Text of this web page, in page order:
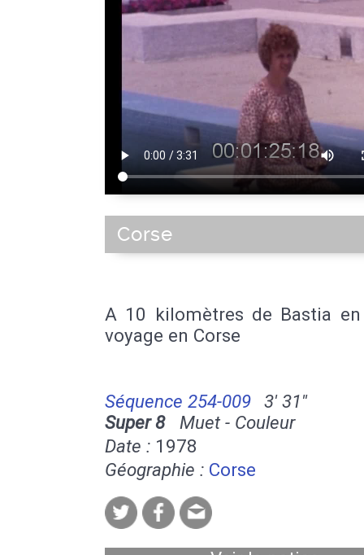
Corse
A 10 kilomètres de Bastia en
voyage en Corse
Séquence 254-009
3' 31''
Super 8Muet - Couleur
Date : 1978
Géographie : Corse